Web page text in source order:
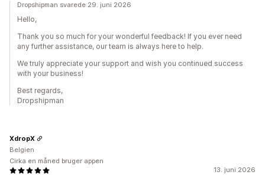
Dropshipman svarede 29. juni 2026
Hello,
Thank you so much for your wonderful feedback! If you ever need
any further assistance, our team is always here to help.
We truly appreciate your support and wish you continued success
with your business!
Best regards,
Dropshipman
13. juni 2026
XdropX
Belgien
Cirka en måned bruger appen